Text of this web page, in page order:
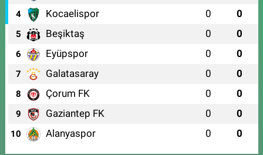
4 Kocaelispor 0 0
5 Beşiktaş 0 0
6 Eyüpspor 0 0
7 Galatasaray 0 0
8 Çorum FK 0 0
9 Gaziantep FK 0 0
10 Alanyaspor 0 0